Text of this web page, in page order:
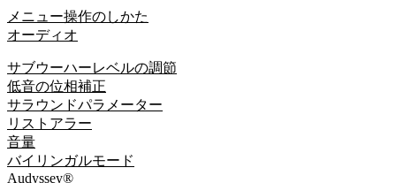
メニュー操作のしかた
オーディオ
サブウーハーレベルの調節
低音の位相補正
サラウンドパラメーター
リストアラー
音量
バイリンガルモード
Audyssey®